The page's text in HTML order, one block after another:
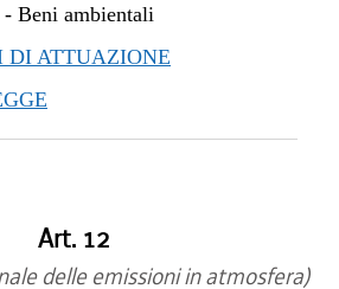
- Beni ambientali
DI ATTUAZIONE
Art. 12
delle emissioni in atmosfera)